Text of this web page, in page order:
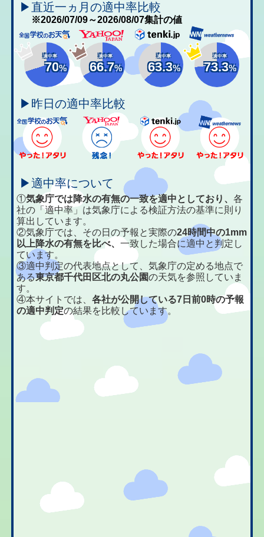
▶直近一ヵ月の適中率比較
※2026/07/09～2026/08/07集計の値
適中率
70%
適中率
66.7%
適中率
63.3%
適中率
73.3%
▶昨日の適中率比較
▶適中率について
①気象庁では降水の有無の一致を適中としており、各
社の「適中率」は気象庁による検証方法の基準に則り
算出しています。
②気象庁では、その日の予報と実際の24時間中の1mm
以上降水の有無を比べ、一致した場合に適中と判定し
ています。
③適中判定の代表地点として、気象庁の定める地点で
ある東京都千代田区北の丸公園の天気を参照していま
す。
④本サイトでは、各社が公開している7日前0時の予報
の適中判定の結果を比較しています。